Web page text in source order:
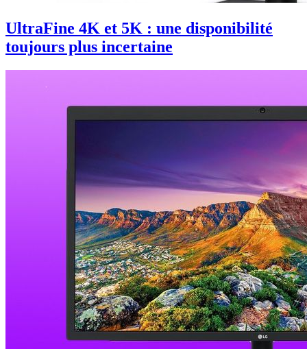
UltraFine 4K et 5K : une disponibilité
toujours plus incertaine